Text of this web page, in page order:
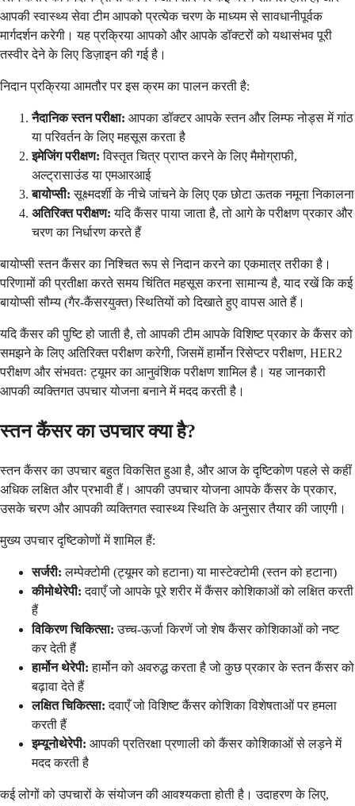
आपकी स्वास्थ्य सेवा टीम आपको प्रत्येक चरण के माध्यम से सावधानीपूर्वक
मार्गदर्शन करेगी। यह प्रक्रिया आपको और आपके डॉक्टरों को यथासंभव पूरी
तस्वीर देने के लिए डिज़ाइन की गई है।
निदान प्रक्रिया आमतौर पर इस क्रम का पालन करती है:
नैदानिक स्तन परीक्षा: आपका डॉक्टर आपके स्तन और लिम्फ नोड्स में गांठ
या परिवर्तन के लिए महसूस करता है
इमेजिंग परीक्षण: विस्तृत चित्र प्राप्त करने के लिए मैमोग्राफी,
अल्ट्रासाउंड या एमआरआई
बायोप्सी: सूक्ष्मदर्शी के नीचे जांचने के लिए एक छोटा ऊतक नमूना निकालना
अतिरिक्त परीक्षण: यदि कैंसर पाया जाता है, तो आगे के परीक्षण प्रकार और
चरण का निर्धारण करते हैं
बायोप्सी स्तन कैंसर का निश्चित रूप से निदान करने का एकमात्र तरीका है।
परिणामों की प्रतीक्षा करते समय चिंतित महसूस करना सामान्य है, याद रखें कि कई
बायोप्सी सौम्य (गैर-कैंसरयुक्त) स्थितियों को दिखाते हुए वापस आते हैं।
यदि कैंसर की पुष्टि हो जाती है, तो आपकी टीम आपके विशिष्ट प्रकार के कैंसर को
समझने के लिए अतिरिक्त परीक्षण करेगी, जिसमें हार्मोन रिसेप्टर परीक्षण, HER2
परीक्षण और संभवतः ट्यूमर का आनुवंशिक परीक्षण शामिल है। यह जानकारी
आपकी व्यक्तिगत उपचार योजना बनाने में मदद करती है।
स्तन कैंसर का उपचार क्या है?
स्तन कैंसर का उपचार बहुत विकसित हुआ है, और आज के दृष्टिकोण पहले से कहीं
अधिक लक्षित और प्रभावी हैं। आपकी उपचार योजना आपके कैंसर के प्रकार,
उसके चरण और आपकी व्यक्तिगत स्वास्थ्य स्थिति के अनुसार तैयार की जाएगी।
मुख्य उपचार दृष्टिकोणों में शामिल हैं:
सर्जरी: लम्पेक्टोमी (ट्यूमर को हटाना) या मास्टेक्टोमी (स्तन को हटाना)
कीमोथेरेपी: दवाएँ जो आपके पूरे शरीर में कैंसर कोशिकाओं को लक्षित करती
हैं
विकिरण चिकित्सा: उच्च-ऊर्जा किरणें जो शेष कैंसर कोशिकाओं को नष्ट
कर देती हैं
हार्मोन थेरेपी: हार्मोन को अवरुद्ध करता है जो कुछ प्रकार के स्तन कैंसर को
बढ़ावा देते हैं
लक्षित चिकित्सा: दवाएँ जो विशिष्ट कैंसर कोशिका विशेषताओं पर हमला
करती हैं
इम्यूनोथेरेपी: आपकी प्रतिरक्षा प्रणाली को कैंसर कोशिकाओं से लड़ने में
मदद करती है
कई लोगों को उपचारों के संयोजन की आवश्यकता होती है। उदाहरण के लिए,